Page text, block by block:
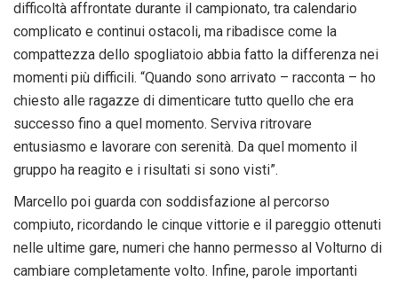
difficoltà affrontate durante il campionato, tra calendario
complicato e continui ostacoli, ma ribadisce come la
compattezza dello spogliatoio abbia fatto la differenza nei
momenti più difficili. “Quando sono arrivato – racconta – ho
chiesto alle ragazze di dimenticare tutto quello che era
successo fino a quel momento. Serviva ritrovare
entusiasmo e lavorare con serenità. Da quel momento il
gruppo ha reagito e i risultati si sono visti”.
Marcello poi guarda con soddisfazione al percorso
compiuto, ricordando le cinque vittorie e il pareggio ottenuti
nelle ultime gare, numeri che hanno permesso al Volturno di
cambiare completamente volto. Infine, parole importanti